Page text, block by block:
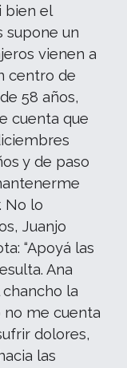
bien el
supone un
vienen a
centro de
58 años,
cuenta que
y de paso
No lo
Juanjo
“Apoyá las
Ana
la
no me cuenta
dolores,
las